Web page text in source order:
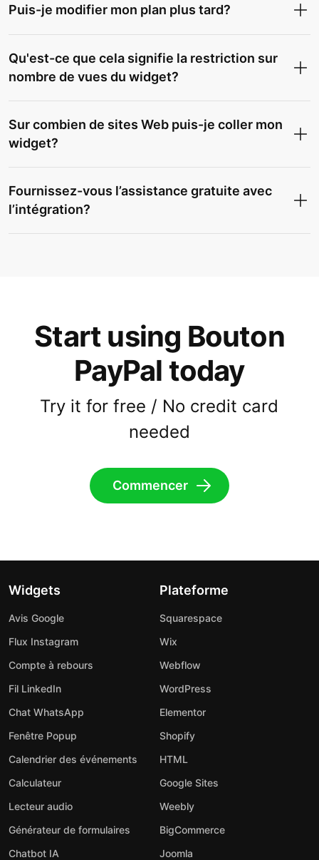
Puis-je modifier mon plan plus tard?
Qu'est-ce que cela signifie la restriction sur
nombre de vues du widget?
Sur combien de sites Web puis-je coller mon
widget?
Fournissez-vous l’assistance gratuite avec
l’intégration?
Start using Bouton
PayPal today
Try it for free / No credit card
needed
Commencer
Widgets
Avis Google
Flux Instagram
Compte à rebours
Fil LinkedIn
Chat WhatsApp
Fenêtre Popup
Calendrier des événements
Calculateur
Lecteur audio
Générateur de formulaires
Chatbot IA
Plateforme
Squarespace
Wix
Webflow
WordPress
Elementor
Shopify
HTML
Google Sites
Weebly
BigCommerce
Joomla